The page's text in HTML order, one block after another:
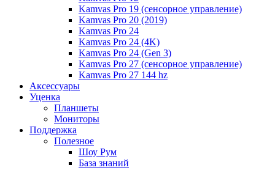
Kamvas Pro 19 (сенсорное управление)
Kamvas Pro 20 (2019)
Kamvas Pro 24
Kamvas Pro 24 (4K)
Kamvas Pro 24 (Gen 3)
Kamvas Pro 27 (сенсорное управление)
Kamvas Pro 27 144 hz
Аксессуары
Уценка
Планшеты
Мониторы
Поддержка
Полезное
Шоу Рум
База знаний